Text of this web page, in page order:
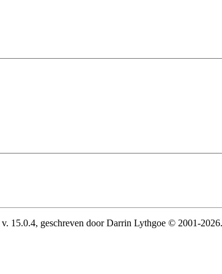
v. 15.0.4, geschreven door Darrin Lythgoe © 2001-2026.